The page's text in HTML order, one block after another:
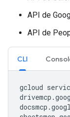
API de
API de
CLI
gcloud